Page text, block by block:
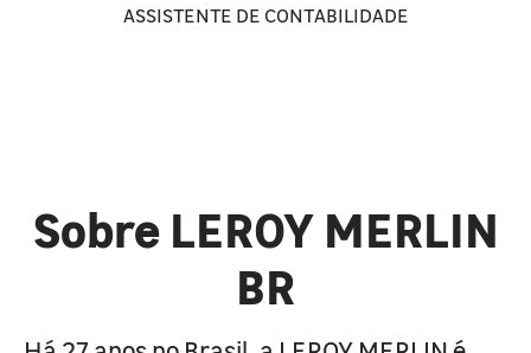
ASSISTENTE DE CONTABILIDADE
Sobre LEROY MERLIN
BR